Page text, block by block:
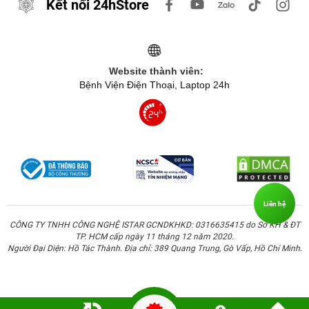
Hơn thế nữa nhờ ốp lưng Mipow Tempered Glass sở
hữu cấu trúc có cạnh viền cứng cáp, nên chiếc ốp này có
khả năng cung cấp cho iPhone 13 độ bảo vệ toàn diện.
Góc cạnh của máy, bàn phím cứng và mặt lưng chiếc
Kết nối 24hStore
Website thành viên:
Bệnh Viện Điện Thoại, Laptop 24h
CÔNG TY TNHH CÔNG NGHỆ ISTAR GCNDKHKD: 0316635415 do Sở KH & ĐT
TP. HCM cấp ngày 11 tháng 12 năm 2020.
Người Đại Diện: Hồ Tác Thành. Địa chỉ: 389 Quang Trung, Gò Vấp, Hồ Chí Minh.
Liên hệ